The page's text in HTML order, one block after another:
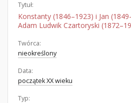
Tytuł:
Konstanty (1846–1923) i Jan
Adam Ludwik Czartoryski
Twórca:
nieokreślony
Data:
początek XX wieku
Typ: